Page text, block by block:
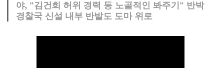
야, "김건희 허위 경력 등 노골적인 봐주기" 반박
경찰국 신설 내부 반발도 도마 위로